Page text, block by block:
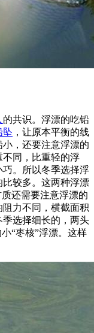
的共识。浮漂的吃铅
坠 ，让原本平衡的线
，还要注意浮漂的
同，比重轻的浮
。所以冬季选择浮
较多。这两种浮漂
还需要注意浮漂的
力不同，横截面积
选择细长的，两头
“枣核”浮漂。这样